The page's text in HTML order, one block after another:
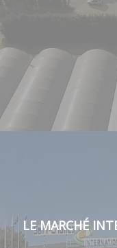
LE MARCHÉ